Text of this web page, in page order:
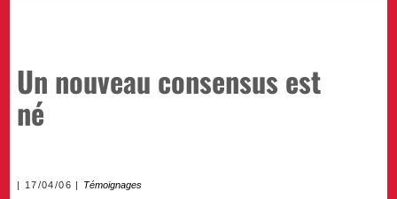
Un nouveau consensus est
né
17/04/06 Témoignages